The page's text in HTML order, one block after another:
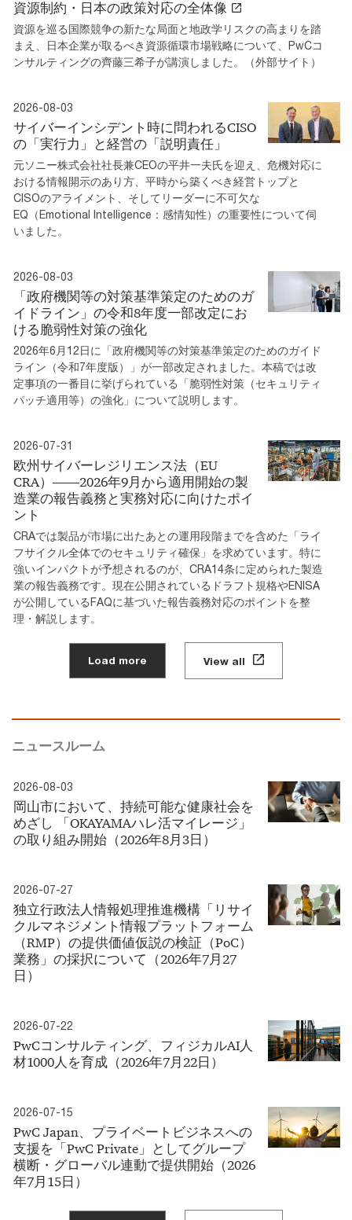
資源制約・日本の政策対応の全体像
資源を巡る国際競争の新たな局面と地政学リスクの高まりを踏
まえ、日本企業が取るべき資源循環市場戦略について、PwCコ
ンサルティングの齊藤三希子が講演しました。（外部サイト）
2026-08-03
サイバーインシデント時に問われるCISO
の「実行力」と経営の「説明責任」
元ソニー株式会社社長兼CEOの平井一夫氏を迎え、危機対応に
おける情報開示のあり方、平時から築くべき経営トップと
CISOのアライメント、そしてリーダーに不可欠な
EQ（Emotional Intelligence：感情知性）の重要性について伺
いました。
2026-08-03
「政府機関等の対策基準策定のためのガ
イドライン」の令和8年度一部改定にお
ける脆弱性対策の強化
2026年6月12日に「政府機関等の対策基準策定のためのガイド
ライン（令和7年度版）」が一部改定されました。本稿では改
定事項の一番目に挙げられている「脆弱性対策（セキュリティ
パッチ適用等）の強化」について説明します。
2026-07-31
欧州サイバーレジリエンス法（EU
CRA）――2026年9月から適用開始の製
造業の報告義務と実務対応に向けたポイ
ント
CRAでは製品が市場に出たあとの運用段階までを含めた「ライ
フサイクル全体でのセキュリティ確保」を求めています。特に
強いインパクトが予想されるのが、CRA14条に定められた製造
業の報告義務です。現在公開されているドラフト規格やENISA
が公開しているFAQに基づいた報告義務対応のポイントを整
理・解説します。
Load more View all
ニュースルーム
2026-08-03
岡山市において、持続可能な健康社会を
めざし 「OKAYAMAハレ活マイレージ」
の取り組み開始（2026年8月3日）
2026-07-27
独立行政法人情報処理推進機構「リサイ
クルマネジメント情報プラットフォーム
（RMP）の提供価値仮説の検証（PoC）
業務」の採択について（2026年7月27
日）
2026-07-22
PwCコンサルティング、フィジカルAI人
材1000人を育成（2026年7月22日）
2026-07-15
PwC Japan、プライベートビジネスへの
支援を「PwC Private」としてグループ
横断・グローバル連動で提供開始（2026
年7月15日）